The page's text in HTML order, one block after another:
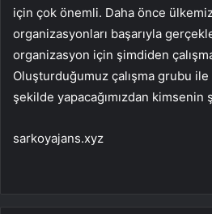
için çok önemli. Daha önce
organizasyonları başarıyla
organizasyon için şimdiden
Oluşturduğumuz çalışma grubu
şekilde yapacağımızdan kimsenin
sarkoyajans.xyz